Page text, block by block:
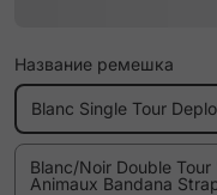
Название ремешка
Blanc Single Tour
Blanc/Noir Double
Animaux Bandana